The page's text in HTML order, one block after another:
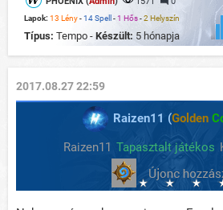
Lapok: 13 Lény-14 Spell -1 Hős-2 Helyszín
Típus: Tempo - Készült: 5 hónapja
2017.08.27 22:59
Raizen11 (Golden
Raizen11 Tapasztalt játékos